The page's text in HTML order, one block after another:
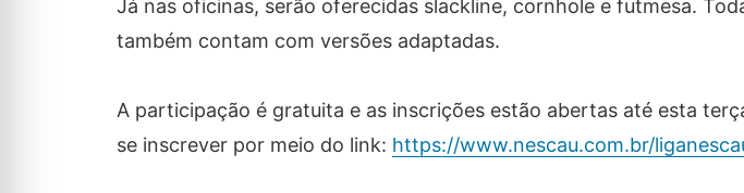
Já nas oficinas, serão oferecidas slackline, cornhole e futmesa.
também contam com versões adaptadas.
A participação é gratuita e as inscrições estão abertas até esta
se inscrever por meio do link: https://www.nescau.com.br/